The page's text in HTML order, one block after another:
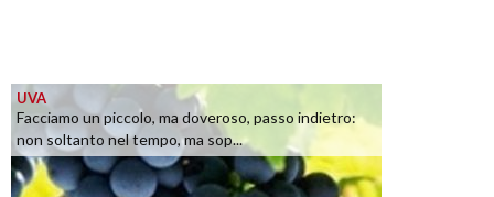
UVA
Facciamo un piccolo, ma doveroso, passo indietro:
non soltanto nel tempo, ma sop...